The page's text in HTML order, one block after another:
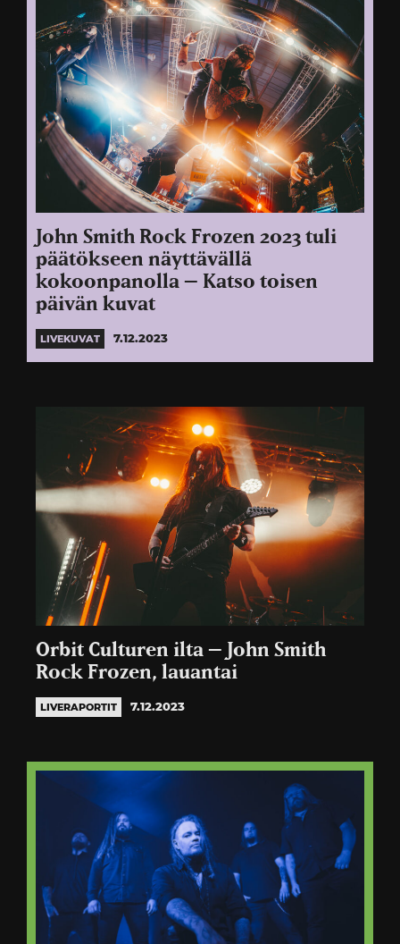
John Smith Rock Frozen 2023 tuli
päätökseen näyttävällä
kokoonpanolla – Katso toisen
päivän kuvat
LIVEKUVAT 7.12.2023
Orbit Culturen ilta – John Smith
Rock Frozen, lauantai
LIVERAPORTIT 7.12.2023